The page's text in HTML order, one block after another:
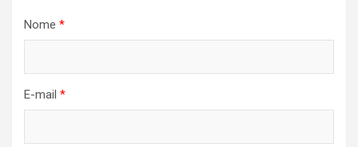
Nome *
E-mail *